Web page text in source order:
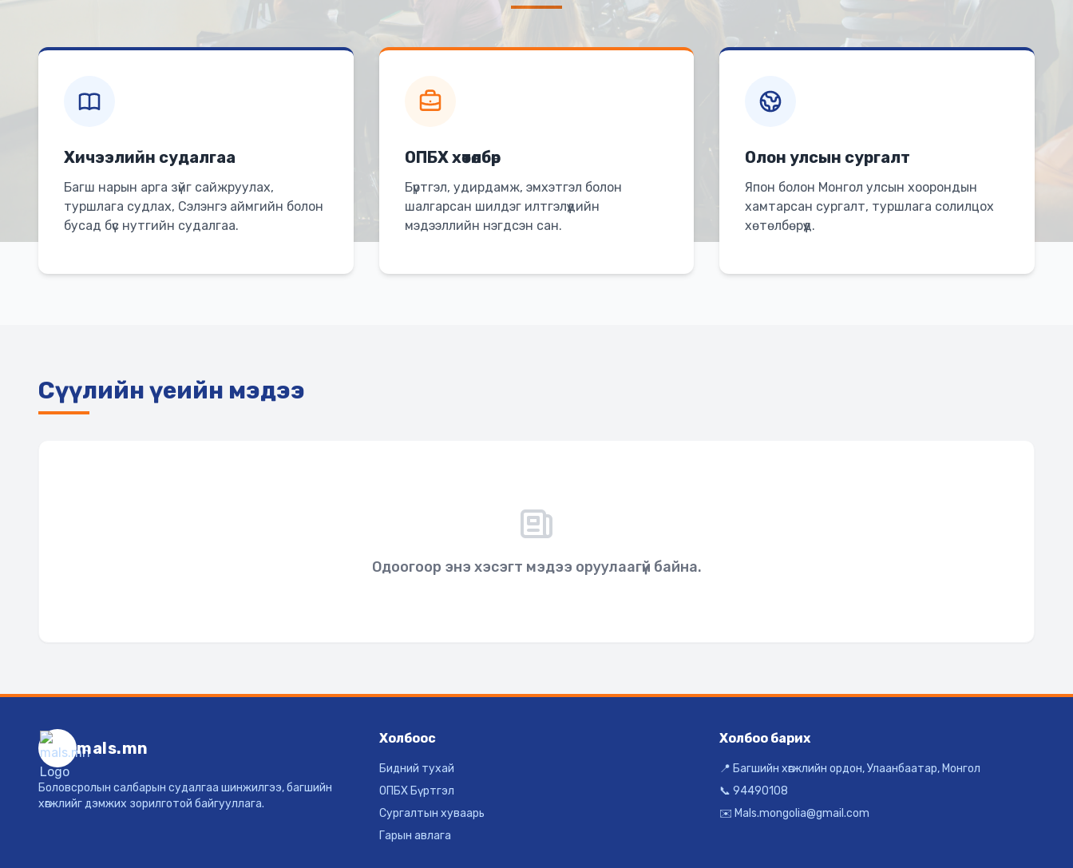
Хичээлийн судалгаа
Багш нарын арга зүйг сайжруулах,
туршлага судлах, Сэлэнгэ аймгийн болон
бусад бүс нутгийн судалгаа.
ОПБХ хөтөлбөр
Бүртгэл, удирдамж, эмхэтгэл болон
шалгарсан шилдэг илтгэлүүдийн
мэдээллийн нэгдсэн сан.
Олон улсын сургалт
Япон болон Монгол улсын хоорондын
хамтарсан сургалт, туршлага солилцох
хөтөлбөрүүд.
Сүүлийн үеийн мэдээ
Одоогоор энэ хэсэгт мэдээ оруулаагүй байна.
mals.mn
Боловсролын салбарын судалгаа шинжилгээ, багшийн
хөгжлийг дэмжих зорилготой байгууллага.
Холбоос
Бидний тухай
ОПБХ Бүртгэл
Сургалтын хуваарь
Гарын авлага
Холбоо барих
📍 Багшийн хөгжлийн ордон, Улаанбаатар, Монгол
📞 94490108
✉️ Mals.mongolia@gmail.com